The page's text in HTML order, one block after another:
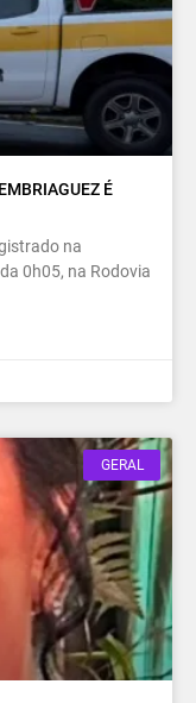
É
na
0h05, na Rodovia
GERAL